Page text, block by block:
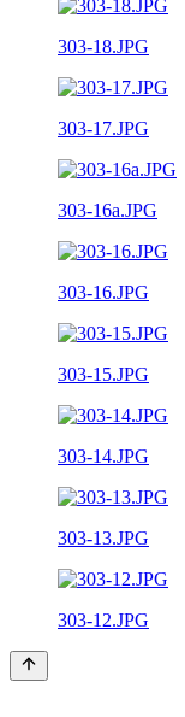
303-18.JPG
303-17.JPG
303-16a.JPG
303-16.JPG
303-15.JPG
303-14.JPG
303-13.JPG
303-12.JPG